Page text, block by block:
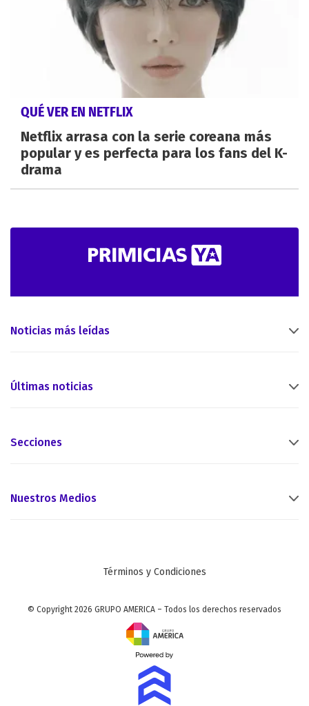
QUÉ VER EN NETFLIX
Netflix arrasa con la serie coreana más
popular y es perfecta para los fans del K-
drama
Noticias más leídas
Últimas noticias
Secciones
Nuestros Medios
Términos y Condiciones
© Copyright 2026 GRUPO AMERICA – Todos los derechos reservados